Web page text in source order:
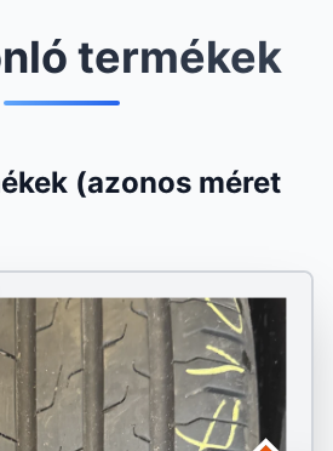
termékek
(azonos méret